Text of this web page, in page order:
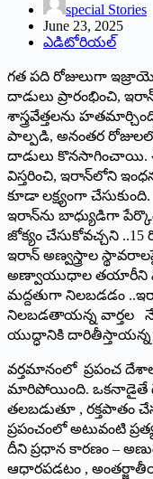
special Stories
June 23, 2025
ఎడిటోరియల్
గత పది రోజులుగా
దాడులు ప్రారంభించి,
శాస్త్రవేత్తలను
పాల్పడి, అనంతర
దాడులు కొనసాగించాయి.
విస్తరించి, ఇరాన్‌లోని
కూడా లక్ష్యంగా
ఇరాన్‌ను బాధ్యుడిగా
జోక్యం చేసుకోవచ్చని ..15
ఇరాన్ అణ్వస్త్రాల
అణ్వాయుధాల తయారీని
మద్దతుగా నిలబడడం
నిలబడతాయన్న వార్తల
యుద్ధానికి దారితీస్తాయన్న
వర్తమానంలో ప్రపంచ
మారిపోయింది. ఒకనాడైతే
తలబడుతూ , రక్తపాతం
ప్రపంచంలో అటువంటి
దీని ప్రధాన కారణం –
ఆధారపడటం ,